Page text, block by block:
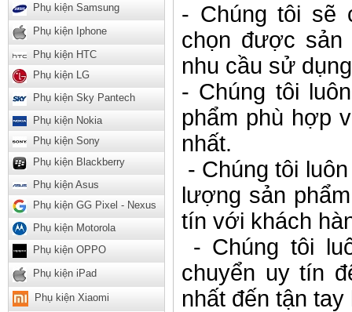
Phụ kiện Samsung
Phụ kiện Iphone
Phụ kiện HTC
Phụ kiện LG
Phụ kiện Sky Pantech
Phụ kiện Nokia
Phụ kiện Sony
Phụ kiện Blackberry
Phụ kiện Asus
Phụ kiện GG Pixel - Nexus
Phụ kiện Motorola
Phụ kiện OPPO
Phụ kiện iPad
Phụ kiện Xiaomi
- Chúng tôi sẽ
chọn được sản
nhu cầu sử
- Chúng tôi
phẩm phù hợp
nhất.
- Chúng tôi
lượng sản
tín với khách
- Chúng tôi
chuyển uy tín
nhất đến tận